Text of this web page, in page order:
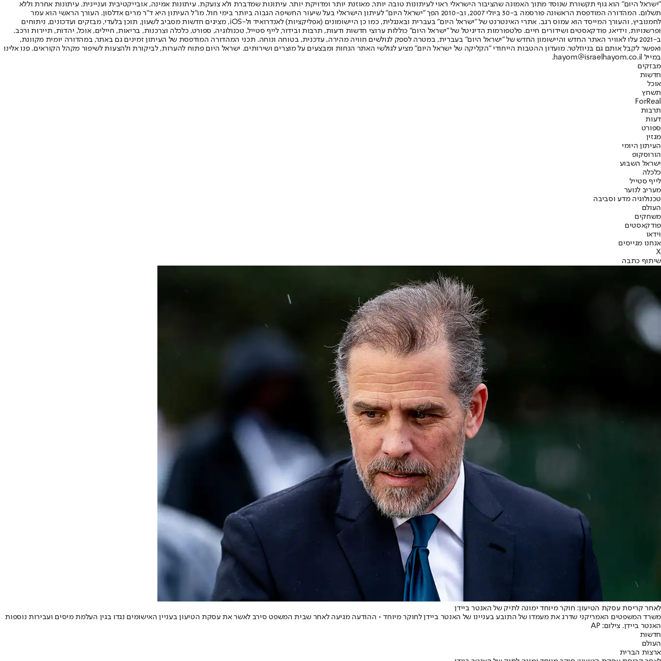
"ישראל היום" הוא גוף תקשורת שנוסד מתוך האמונה שהציבור הישראלי ראוי לעיתונות טובה יותר, מאוזנת יותר ומדויקת יותר. עיתונות שמדברת ולא צועקת. עיתונות אמינה, אובייקטיבית ועניינית. עיתונות אחרת וללא
תשלום. המהדורה המודפסת הראשונה פורסמה ב-30 ביולי 2007, וב-2010 הפך "ישראל היום" לעיתון הישראלי בעל שיעור החשיפה הגבוה ביותר בימי חול. מו"ל העיתון היא ד"ר מרים אדלסון. העורך הראשי הוא עמר
לחמנוביץ, והעורך המייסד הוא עמוס רגב. אתרי האינטרנט של "ישראל היום" בעברית ובאנגלית, כמו כן היישומונים (אפליקציות) לאנדרואיד ול-iOS, מציגים חדשות מסביב לשעון, תוכן בלעדי, מבזקים ועדכונים, ניתוחים
ופרשנויות, וידיאו, פודקאסטים ושידורים חיים. פלטפורמות הדיגיטל של "ישראל היום" כוללות ערוצי חדשות ודעות, תרבות ובידור, לייף סטייל, טכנולוגיה, ספורט, כלכלה וצרכנות, בריאות, חיילים, אוכל, יהדות, תיירות ורכב.
ב-2021 עלו לאוויר האתר החדש והיישומון החדש של "ישראל היום" בעברית, במטרה לספק לגולשים חוויה מהירה, עדכנית, בטוחה ונוחה. תכני המהדורה המודפסת של העיתון זמינים גם באתר, במהדורה יומית מקוונת,
ואפשר לקבל אותם גם בניוזלטר. מועדון ההטבות הייחודי "הקליקה של ישראל היום" מציע לגולשי האתר הנחות ומבצעים על מוצרים ושירותים. ישראל היום פתוח להערות, לביקורת ולהצעות לשיפור מקהל הקוראים. פנו אלינו
במייל hayom@israelhayom.co.il.
מבזקים
חדשות
אוכל
תשחץ
ForReal
תרבות
דעות
ספורט
מגזין
העיתון היומי
הורוסקופ
ישראל השבוע
כלכלה
לייף סטייל
מעריב לנוער
טכנולוגיה מדע וסביבה
העולם
משחקים
פודקאסטים
וידאו
אנחנו מגייסים
X
שיתוף כתבה
לאחר קריסת עסקת הטיעון: חוקר מיוחד ימונה לתיק של האנטר ביידן
משרד המשפטים האמריקני שדרג את מעמדו של התובע בעניינו של האנטר ביידן לחוקר מיוחד • ההודעה מגיעה לאחר שבית המשפט סירב לאשר את עסקת הטיעון בעניין האישומים נגדו בגין העלמת מיסים ועבירות נוספות
האנטר ביידן. צילום: AP
חדשות
העולם
ארצות הברית